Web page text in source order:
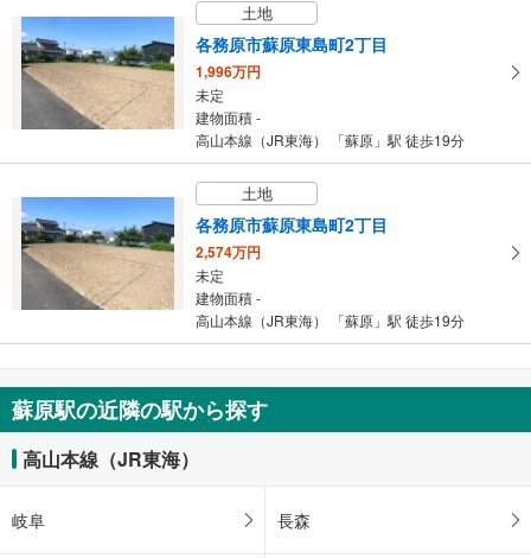
土地
各務原市蘇原東島町2丁目
1,996万円
未定
建物面積 -
高山本線（JR東海） 「蘇原」駅 徒歩19分
土地
各務原市蘇原東島町2丁目
2,574万円
未定
建物面積 -
高山本線（JR東海） 「蘇原」駅 徒歩19分
蘇原駅の近隣の駅から探す
高山本線（JR東海）
岐阜 長森